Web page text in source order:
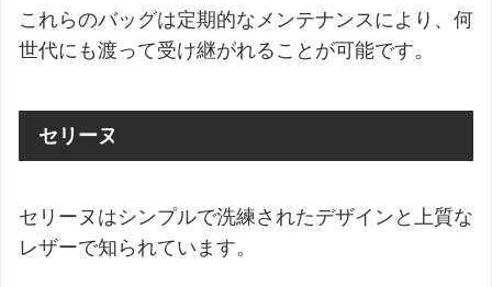
これらのバッグは定期的なメンテナンスにより、何
世代にも渡って受け継がれることが可能です。
セリーヌ
セリーヌはシンプルで洗練されたデザインと上質な
レザーで知られています。